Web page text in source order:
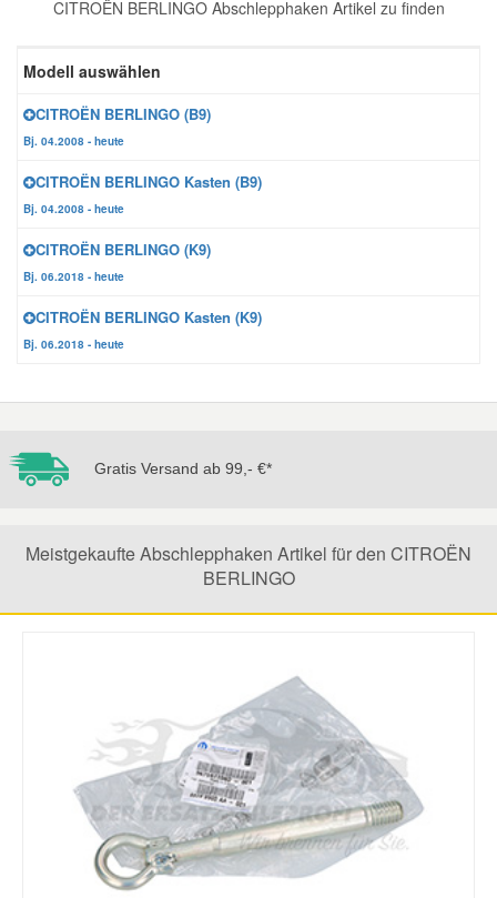
CITROËN BERLINGO Abschlepphaken Artikel zu finden
Modell auswählen
CITROËN BERLINGO (B9)
Bj. 04.2008 - heute
CITROËN BERLINGO Kasten (B9)
Bj. 04.2008 - heute
CITROËN BERLINGO (K9)
Bj. 06.2018 - heute
CITROËN BERLINGO Kasten (K9)
Bj. 06.2018 - heute
Gratis Versand ab 99,- €*
Meistgekaufte Abschlepphaken Artikel für den CITROËN
BERLINGO
Zündanlage und Glühanlage
Daihatsu Ersatzteile
Jeep Ersatzteile
Lancia Ersatzteile
Mazda Ersatzteile
Mercedes Ersatzteile
Mitsubishi Ersatzteile
Nissan Ersatzteile
Porsche Ersatzteile